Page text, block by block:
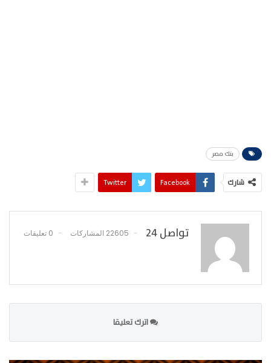
بنك مصر
شارك Facebook
Twitter
تواصل 24 22605 المشاركات 0 تعليقات
اترك تعليقا